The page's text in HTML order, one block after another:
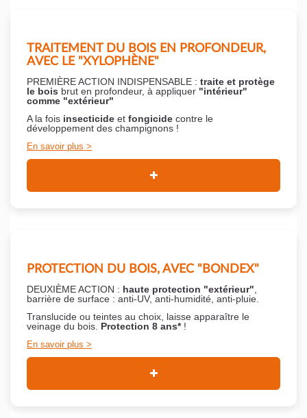
TRAITEMENT DU BOIS EN PROFONDEUR,
AVEC LE "XYLOPHÈNE"
PREMIÈRE ACTION INDISPENSABLE : traite et protège
le bois brut en profondeur, à appliquer "intérieur"
comme "extérieur"
A la fois insecticide et fongicide contre le
développement des champignons !
En savoir plus
PROTECTION DU BOIS, AVEC "BONDEX"
DEUXIÈME ACTION : haute protection "extérieur"
barrière de surface : anti-UV, anti-humidité, anti-pluie.
Translucide ou teintes au choix, laisse apparaître le
veinage du bois. Protection 8 ans*!
En savoir plus